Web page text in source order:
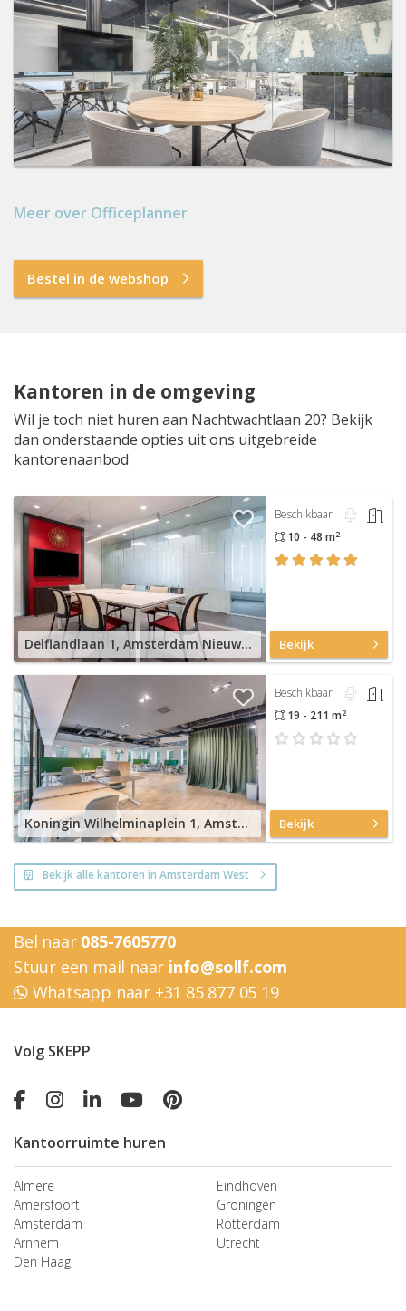
Meer over Officeplanner
Bestel in de webshop
Kantoren in de omgeving
Wil je toch niet huren aan Nachtwachtlaan 20? Bekijk
dan onderstaande opties uit ons uitgebreide
kantorenaanbod
Delflandlaan 1, Amsterdam Nieuw-West
Beschikbaar
10 - 48 m2
Bekijk
Koningin Wilhelminaplein 1, Amsterdam Nieuw-West
Beschikbaar
19 - 211 m2
Bekijk
Bekijk alle kantoren in Amsterdam West
Bel naar 085-7605770
Stuur een mail naar info@sollf.com
Whatsapp naar +31 85 877 05 19
Volg SKEPP
Kantoorruimte huren
Almere
Amersfoort
Amsterdam
Arnhem
Den Haag
Eindhoven
Groningen
Rotterdam
Utrecht